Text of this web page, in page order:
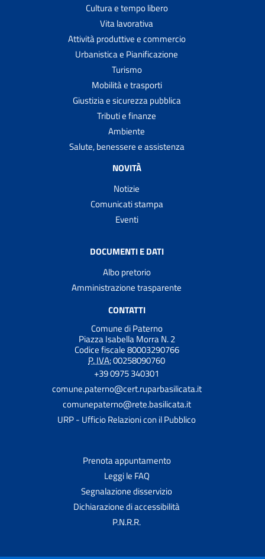
Cultura e tempo libero
Vita lavorativa
Attività produttive e commercio
Urbanistica e Pianificazione
Turismo
Mobilità e trasporti
Giustizia e sicurezza pubblica
Tributi e finanze
Ambiente
Salute, benessere e assistenza
NOVITÀ
Notizie
Comunicati stampa
Eventi
DOCUMENTI E DATI
Albo pretorio
Amministrazione trasparente
CONTATTI
Comune di Paterno
Piazza Isabella Morra N. 2
Codice fiscale 80003290766
P. IVA:00258090760
+39 0975 340301
comune.paterno@cert.ruparbasilicata.it
comunepaterno@rete.basilicata.it
URP - Ufficio Relazioni con il Pubblico
Prenota appuntamento
Leggi le FAQ
Segnalazione disservizio
Dichiarazione di accessibilità
P.N.R.R.